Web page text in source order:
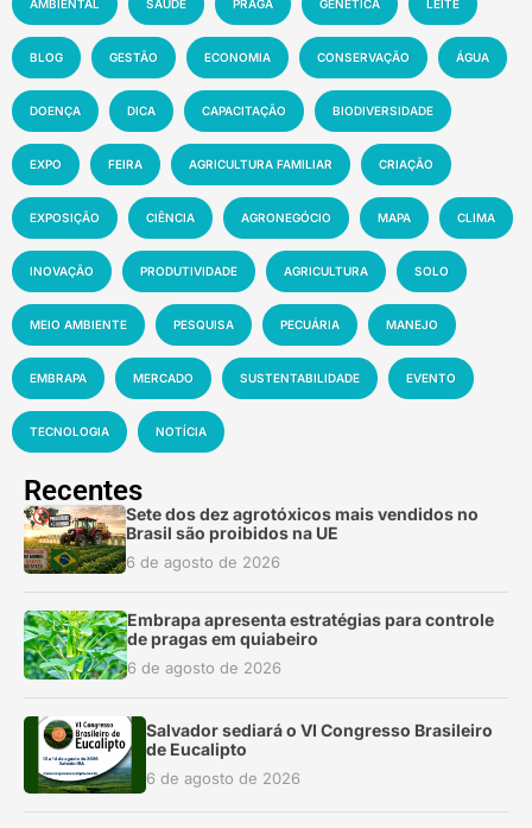
AMBIENTAL SAÚDE PRAGA GENÉTICA LEITE
BLOG GESTÃO ECONOMIA CONSERVAÇÃO ÁGUA
DOENÇA DICA CAPACITAÇÃO BIODIVERSIDADE
EXPO FEIRA AGRICULTURA FAMILIAR CRIAÇÃO
EXPOSIÇÃO CIÊNCIA AGRONEGÓCIO MAPA CLIMA
INOVAÇÃO PRODUTIVIDADE AGRICULTURA SOLO
MEIO AMBIENTE PESQUISA PECUÁRIA MANEJO
EMBRAPA MERCADO SUSTENTABILIDADE EVENTO
TECNOLOGIA NOTÍCIA
Recentes
Sete dos dez agrotóxicos mais vendidos no
Brasil são proibidos na UE
6 de agosto de 2026
Embrapa apresenta estratégias para controle
de pragas em quiabeiro
6 de agosto de 2026
Salvador sediará o VI Congresso Brasileiro
de Eucalipto
6 de agosto de 2026